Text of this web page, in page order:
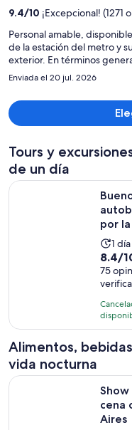
9.4/10 ¡Excepcional! (1271
Personal amable,
de la estación del metro y
exterior. En términos
Enviada el 20 jul. 2026
Tours y
de un día
por
La
1
día
1
8.4
de
10
con
75
8.4/
75
Buenos Aires: Tour en
Alimentos,
vida nocturna
cena
Aires
Show de tango porteño